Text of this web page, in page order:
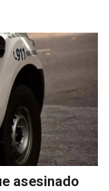
asesinado